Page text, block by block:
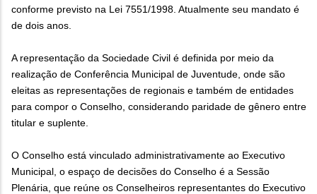
conforme previsto na Lei 7551/1998. Atualmente seu mandato é
de dois anos.
A representação da Sociedade Civil é definida por meio da
realização de Conferência Municipal de Juventude, onde são
eleitas as representações de regionais e também de entidades
para compor o Conselho, considerando paridade de gênero entre
titular e suplente.
O Conselho está vinculado administrativamente ao Executivo
Municipal, o espaço de decisões do Conselho é a Sessão
Plenária, que reúne os Conselheiros representantes do Executivo